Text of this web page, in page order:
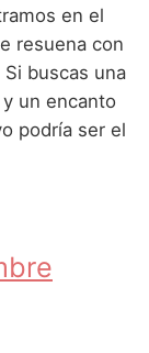
por E
por F
G
por H
J
por K
L
en el
resuena con
Si buscas una
un encanto
podría ser el